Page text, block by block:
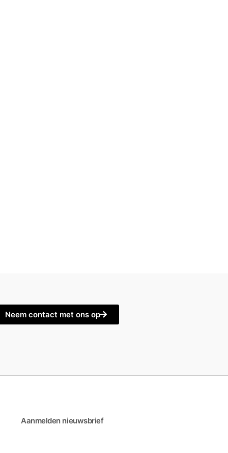
Neem contact met ons op
Aanmelden nieuwsbrief